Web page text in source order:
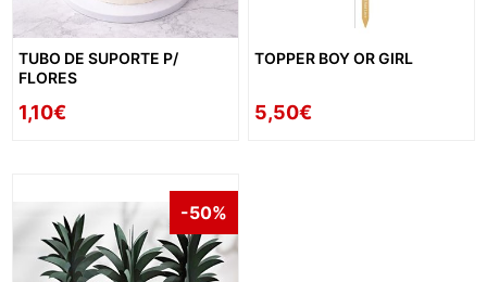
TUBO DE SUPORTE P/
FLORES
1,10€
TOPPER BOY OR GIRL
5,50€
-50%